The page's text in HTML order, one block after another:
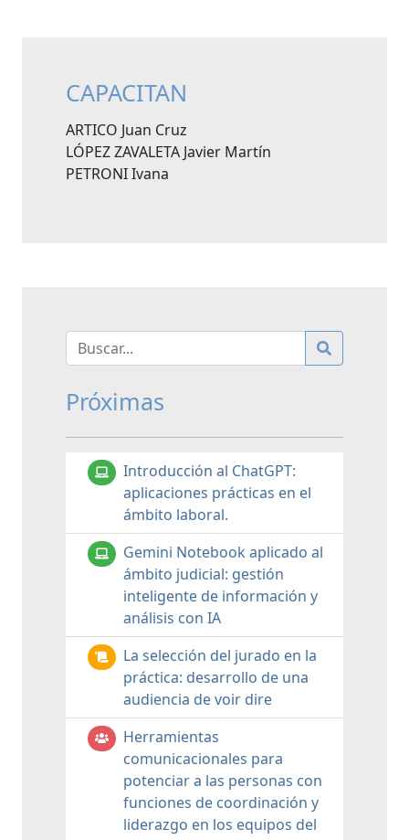
CAPACITAN
ARTICO Juan Cruz
LÓPEZ ZAVALETA Javier Martín
PETRONI Ivana
Próximas
Introducción al ChatGPT:
aplicaciones prácticas en el
ámbito laboral.
Gemini Notebook aplicado al
ámbito judicial: gestión
inteligente de información y
análisis con IA
La selección del jurado en la
práctica: desarrollo de una
audiencia de voir dire
Herramientas
comunicacionales para
potenciar a las personas con
funciones de coordinación y
liderazgo en los equipos del